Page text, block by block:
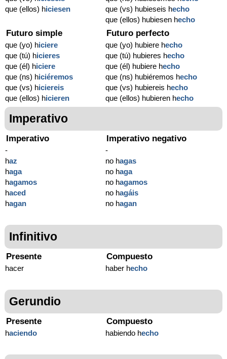
que (ellos) hiciesen
que (vs) hubieseis hecho
que (ellos) hubiesen hecho
Futuro simple
que (yo) hiciere
que (tú) hicieres
que (él) hiciere
que (ns) hiciéremos
que (vs) hiciereis
que (ellos) hicieren
Futuro perfecto
que (yo) hubiere hecho
que (tú) hubieres hecho
que (él) hubiere hecho
que (ns) hubiéremos hecho
que (vs) hubiereis hecho
que (ellos) hubieren hecho
Imperativo
Imperativo
-
haz
haga
hagamos
haced
hagan
Imperativo negativo
-
no hagas
no haga
no hagamos
no hagáis
no hagan
Infinitivo
Presente
hacer
Compuesto
haber hecho
Gerundio
Presente
haciendo
Compuesto
habiendo hecho